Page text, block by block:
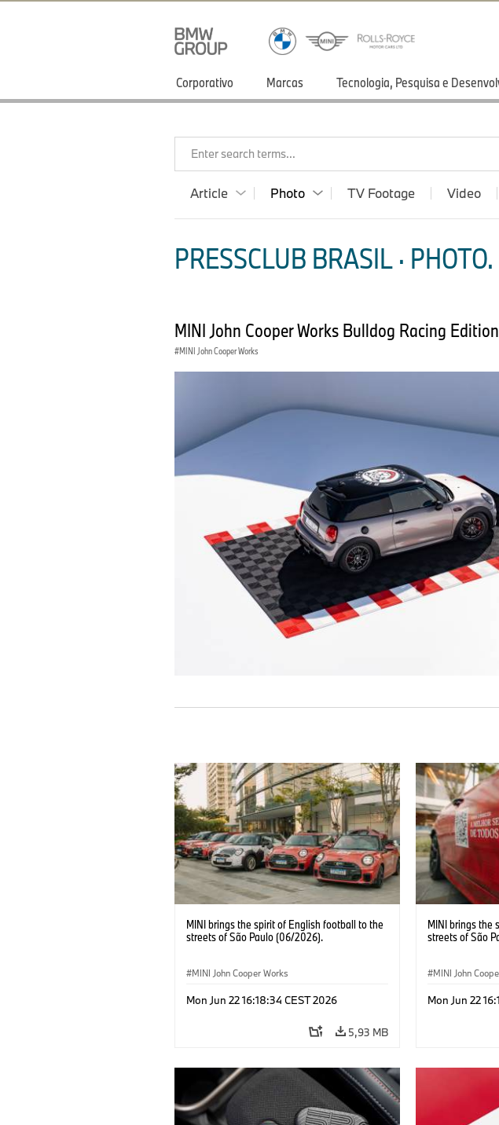
Corporativo Marcas Tecnologia, Pesquisa e
Enter search terms...
Article Photo TV Footage Video
PRESSCLUB BRASIL · PHOTO.
MINI John Cooper Works Bulldog Racing
MINI John Cooper Works
MINI brings the spirit of English football to the
streets of São Paulo (06/2026).
MINI John Cooper Works
Mon Jun 22 16:18:34 CEST 2026
5,93 MB
MINI brings the
streets of São
MINI John
Mon Jun 22